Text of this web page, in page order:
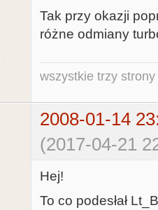
Tak przy okazji
różne odmiany
wszystkie trzy
2008-01-14
(2017-04-21
Hej!
To co podesłał